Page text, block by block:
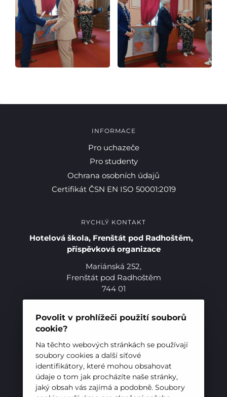
Povolit v prohlížeči použití souborů
cookie?
Na těchto webových stránkách se používají
soubory cookies a další síťové
identifikátory, které mohou obsahovat
údaje o tom jak procházíte naše stránky,
jaký obsah vás zajímá a podobně. Soubory
Pro uchazeče
INFORMACE
Pro uchazeče
Pro studenty
Ochrana osobních údajů
Certifikát ČSN EN ISO 50001:2019
RYCHLÝ KONTAKT
Hotelová škola, Frenštát pod Radhoštěm,
příspěvková organizace
Mariánská 252,
Frenštát pod Radhoštěm
744 01
E-mail:sekretariat@hotelovkafren.cz
Datová schránka: bc5jrez
IČ: 00576441
ZŘIZOVATEL
Hotelová škola, Frenštát pod Radhoštěm je